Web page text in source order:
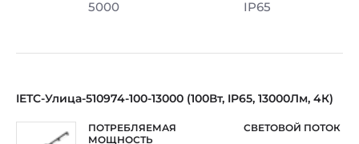
5000 IP65
IETC-Улица-510974-100-13000 (100Вт, IP65, 13000Лм, 4К)